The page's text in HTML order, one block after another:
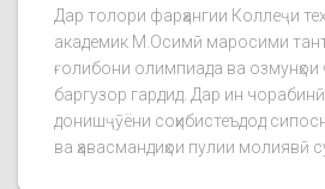
Дар толори фарҳангии Коллеҷи
академик М.Осимӣ маросими
ғолибони олимпиада ва озмунҳои
баргузор гардид. Дар ин
донишҷӯёни соҳибистеъдод
ва ҳавасмандиҳои пулии молиявӣ